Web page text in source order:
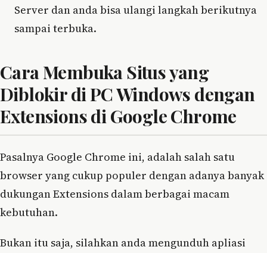
Server dan anda bisa ulangi langkah berikutnya
sampai terbuka.
Cara Membuka Situs yang
Diblokir di PC Windows dengan
Extensions di Google Chrome
Pasalnya Google Chrome ini, adalah salah satu
browser yang cukup populer dengan adanya banyak
dukungan Extensions dalam berbagai macam
kebutuhan.
Bukan itu saja, silahkan anda mengunduh apliasi